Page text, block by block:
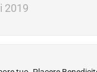
2019